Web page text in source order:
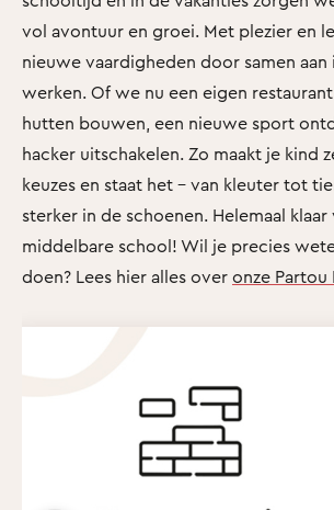
vol avontuur en groei. Met plezier en
nieuwe vaardigheden door samen
werken. Of we nu een eigen
hutten bouwen, een nieuwe sport
hacker uitschakelen. Zo maakt je kind
keuzes en staat het - van kleuter tot
sterker in de schoenen. Helemaal
middelbare school! Wil je precies
doen? Lees hier alles over onze Partou